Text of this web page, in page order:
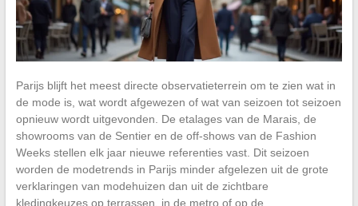
Parijs blijft het meest directe observatieterrein om te zien wat in
de mode is, wat wordt afgewezen of wat van seizoen tot seizoen
opnieuw wordt uitgevonden. De etalages van de Marais, de
showrooms van de Sentier en de off-shows van de Fashion
Weeks stellen elk jaar nieuwe referenties vast. Dit seizoen
worden de modetrends in Parijs minder afgelezen uit de grote
verklaringen van modehuizen dan uit de zichtbare
kledingkeuzes op terrassen, in de metro of op de